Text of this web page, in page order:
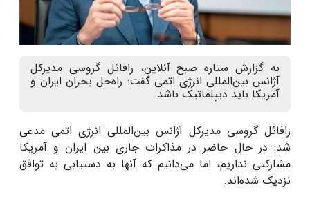
به گزارش ستاره صبح آنلاین، رافائل گروسی مدیرکل
آژانس بین‌المللی انرژی اتمی گفت: راه‌حل بحران ایران و
آمریکا باید دیپلماتیک باشد.
رافائل گروسی مدیرکل آژانس بین‌المللی انرژی اتمی مدعی
شد: در حال حاضر در مذاکرات جاری بین ایران و آمریکا
مشارکتی نداریم، اما می‌دانیم که آنها به دستیابی به توافق
نزدیک شده‌اند.